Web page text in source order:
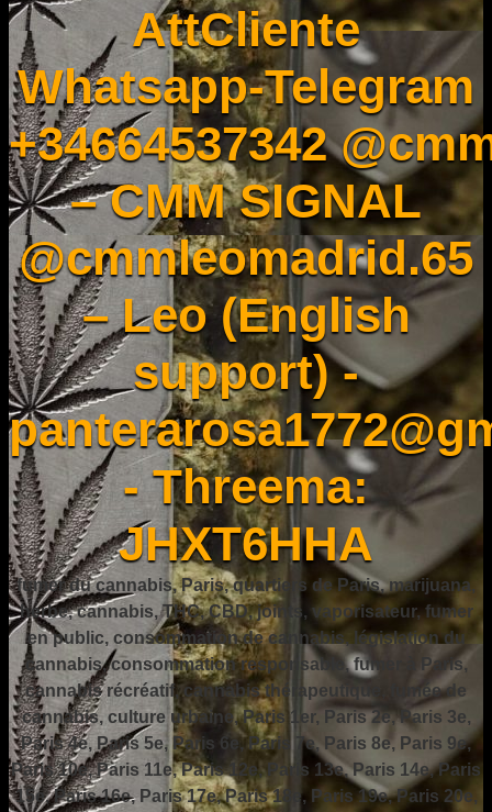
AttCliente
Whatsapp-Telegram
+34664537342
– CMM SIGNAL
@cmmleomadrid.65
– Leo (English
support) -
- Threema:
JHXT6HHA
fumer du cannabis, Paris, quartiers de Paris, marijuana,
herbe, cannabis, THC, CBD, joints, vaporisateur, fumer
en public, consommation de cannabis, législation du
cannabis, consommation responsable, fumer à Paris,
cannabis récréatif, cannabis thérapeutique, fumée de
cannabis, culture urbaine, Paris 1er, Paris 2e, Paris 3e,
Paris 4e, Paris 5e, Paris 6e, Paris 7e, Paris 8e, Paris 9e,
Paris 10e, Paris 11e, Paris 12e, Paris 13e, Paris 14e, Paris
15e, Paris 16e, Paris 17e, Paris 18e, Paris 19e, Paris 20e,